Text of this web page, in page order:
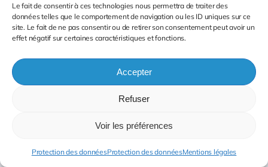
Le fait de consentir à ces technologies nous permettra de traiter des
données telles que le comportement de navigation ou les ID uniques sur ce
site. Le fait de ne pas consentir ou de retirer son consentement peut avoir un
effet négatif sur certaines caractéristiques et fonctions.
Accepter
Refuser
Voir les préférences
Protection des donnéesProtection des donnéesMentions légales
Remise en état après sinistre
Info et Devis